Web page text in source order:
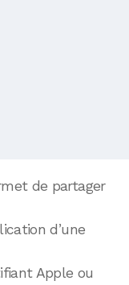
de partager
d’une
Apple ou